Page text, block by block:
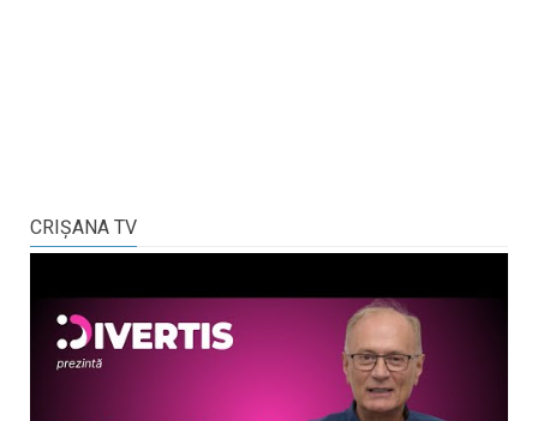
CRIŞANA TV